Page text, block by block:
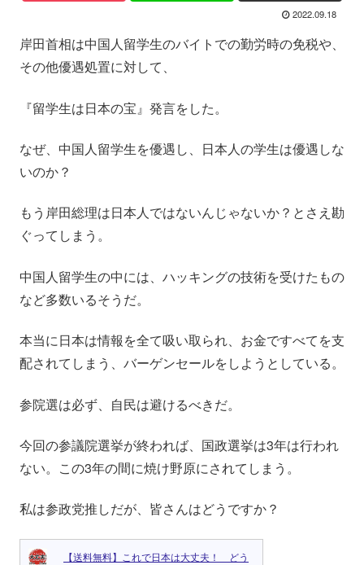
2022.09.18
岸田首相は中国人留学生のバイトでの勤労時の免税や、
その他優遇処置に対して、
『留学生は日本の宝』発言をした。
なぜ、中国人留学生を優遇し、日本人の学生は優遇しな
いのか？
もう岸田総理は日本人ではないんじゃないか？とさえ勘
ぐってしまう。
中国人留学生の中には、ハッキングの技術を受けたもの
など多数いるそうだ。
本当に日本は情報を全て吸い取られ、お金ですべてを支
配されてしまう、バーゲンセールをしようとしている。
参院選は必ず、自民は避けるべきだ。
今回の参議院選挙が終われば、国政選挙は3年は行われ
ない。この3年の間に焼け野原にされてしまう。
私は参政党推しだが、皆さんはどうですか？
【送料無料】これで日本は大丈夫！ どう